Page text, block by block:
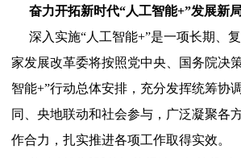
奋力开拓新时代“人工智能+”发展新
深入实施“人工智能+”是一项长期、
家发展改革委将按照党中央、国务院决
智能+”行动总体安排，充分发挥统筹协
同、央地联动和社会参与，广泛凝聚各
作合力，扎实推进各项工作取得实效。